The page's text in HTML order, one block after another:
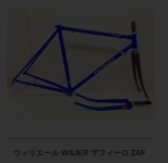
ウィリエール WILIER ザフィーロ ZAF